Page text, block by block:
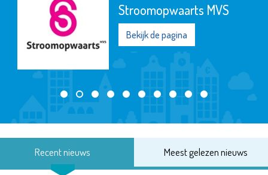
Stroomopwaarts MVS
Bekijk de pagina
Recent nieuws Meest gelezen nieuws